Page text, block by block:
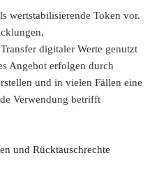
wertstabilisierende Token vor.
digitaler Werte genutzt
Angebot erfolgen durch
und in vielen Fällen eine
Verwendung betrifft
und Rücktauschrechte